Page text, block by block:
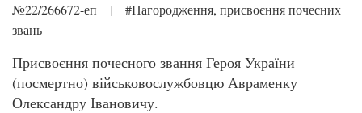
№22/266672-еп |
#Нагородження, присвоєння почесних
звань
Присвоєння почесного звання Героя України
(посмертно) військовослужбовцю Авраменку
Олександру Івановичу.